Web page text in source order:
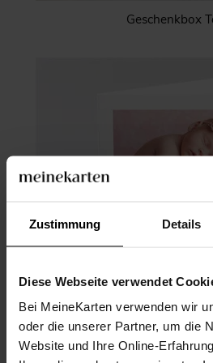
Zustimmung Details
Diese Webseite verwendet
Bei MeineKarten verwenden wir
oder die unserer Partner, um die
Website und Ihre Online-
Geschenkbox